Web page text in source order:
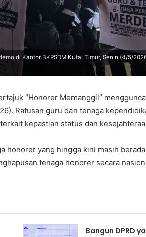
di Kantor BKPSDM Kutai Timur, Senin (4/5/
“Honorer Memanggil”
Ratusan guru dan tenaga
kepastian status dan
honorer yang hingga kini masih
tenaga honorer secara
Bangun DPRD